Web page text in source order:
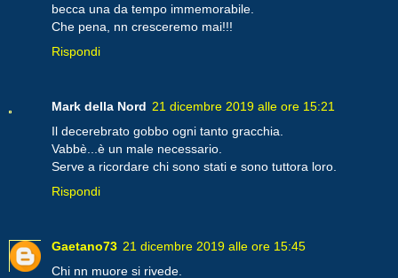
becca una da tempo immemorabile.
Che pena, nn cresceremo mai!!!
Rispondi
Mark della Nord 21 dicembre 2019 alle ore 15:21
Il decerebrato gobbo ogni tanto gracchia.
Vabbè...è un male necessario.
Serve a ricordare chi sono stati e sono tuttora loro.
Rispondi
Gaetano73 21 dicembre 2019 alle ore 15:45
Chi nn muore si rivede.